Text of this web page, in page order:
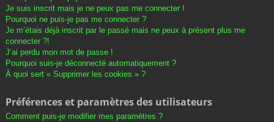
Je suis inscrit mais je ne peux pas me connecter !
Pourquoi ne puis-je pas me connecter ?
Je m’étais déjà inscrit par le passé mais ne peux à présent plus me
connecter ?!
J’ai perdu mon mot de passe !
Pourquoi suis-je déconnecté automatiquement ?
À quoi sert « Supprimer les cookies » ?
Préférences et paramètres des utilisateurs
Comment puis-je modifier mes paramètres ?